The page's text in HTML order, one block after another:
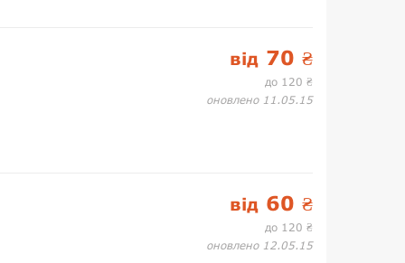
від 70 ₴
до 120 ₴
оновлено 11.05.15
від 60 ₴
до 120 ₴
оновлено 12.05.15